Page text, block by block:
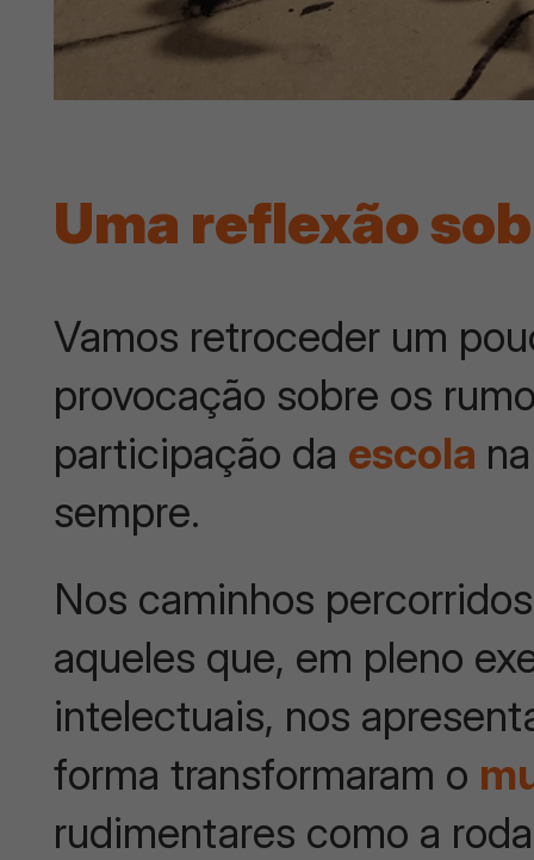
Uma reflexão
Vamos retroceder um
provocação sobre os
participação da escola
sempre.
Nos caminhos
aqueles que, em pleno
intelectuais, nos
forma transformaram o
rudimentares como a